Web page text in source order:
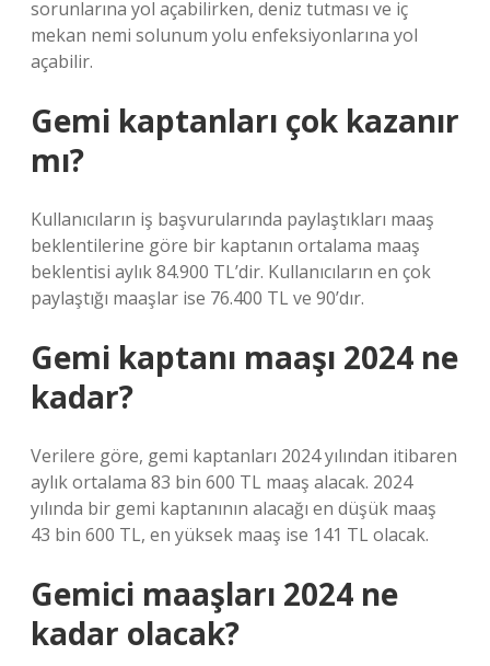
sorunlarına yol açabilirken, deniz tutması ve iç
mekan nemi solunum yolu enfeksiyonlarına yol
açabilir.
Gemi kaptanları çok kazanır
mı?
Kullanıcıların iş başvurularında paylaştıkları maaş
beklentilerine göre bir kaptanın ortalama maaş
beklentisi aylık 84.900 TL’dir. Kullanıcıların en çok
paylaştığı maaşlar ise 76.400 TL ve 90’dır.
Gemi kaptanı maaşı 2024 ne
kadar?
Verilere göre, gemi kaptanları 2024 yılından itibaren
aylık ortalama 83 bin 600 TL maaş alacak. 2024
yılında bir gemi kaptanının alacağı en düşük maaş
43 bin 600 TL, en yüksek maaş ise 141 TL olacak.
Gemici maaşları 2024 ne
kadar olacak?